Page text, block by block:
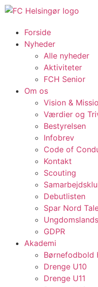
Forside
Nyheder
Alle nyheder
Aktiviteter
FCH Senior
Om os
Vision &
Værdier og
Bestyrelsen
Infobrev
Code of
Kontakt
Scouting
Debutlisten
Spar Nord
GDPR
Akademi
Børnefodbold
Drenge U10
Drenge U11